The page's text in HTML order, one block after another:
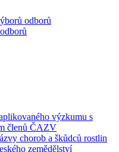
odborů
výzkumu s
členů ČAZV
chorob a škůdců rostlin
zemědělství